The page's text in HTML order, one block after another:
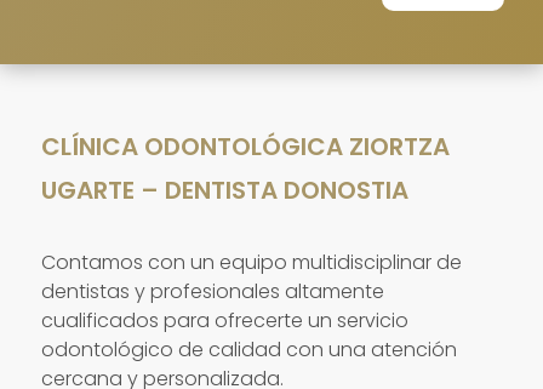
CLÍNICA ODONTOLÓGICA ZIORTZA
UGARTE – DENTISTA DONOSTIA
Contamos con un equipo multidisciplinar de
dentistas y profesionales altamente
cualificados para ofrecerte un servicio
odontológico de calidad con una atención
cercana y personalizada.